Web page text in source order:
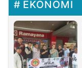
EKONOMI